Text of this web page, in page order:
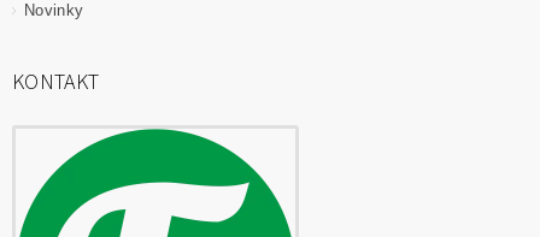
Novinky
KONTAKT